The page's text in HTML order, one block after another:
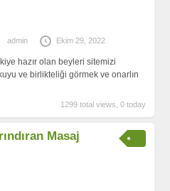
admin Ekim 29, 2022
hazır olan beyleri sitemizi
ve birlikteliği görmek ve onarlın
1299 total views, 0 today
Masaj